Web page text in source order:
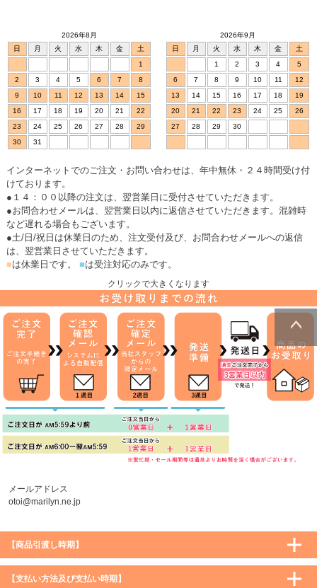
ページトッ
プへ
2026年8月
日
月 火 水 木 金
土
1
2
3 4 5 6 7
8
9
10 11 12 13 14
15
16
17 18 19 20 21
22
23
24 25 26 27 28
29
30
31
2026年9月
日
月 火 水 木 金
土
1
2 3 4
5
6
7 8 9 10 11
12
13
14 15 16 17 18
19
20
21 22 23 24 25
26
27
28 29 30
インターネットでのご注文・お問い合わせは、年中無休・２４時間受け付
けております。
●１４：００以降の注文は、翌営業日に受付させていただきます。
●お問合わせメールは、翌営業日以内に返信させていただきます。混雑時
など遅れる場合もございます。
●土/日/祝日は休業日のため、注文受付及び、お問合わせメールへの返信
は、翌営業日させていただきます。
■は休業日です。 ■は受注対応のみです。
クリックで大きくなります
メールアドレス
otoi@marilyn.ne.jp
【商品引渡し時期】
【支払い方法及び支払い時期】